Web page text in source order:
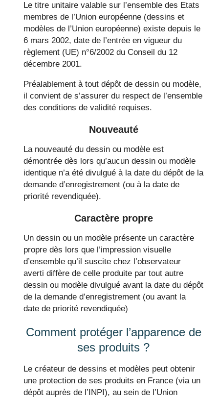
Le titre unitaire valable sur l’ensemble des Etats
membres de l’Union européenne (dessins et
modèles de l’Union européenne) existe depuis le
6 mars 2002, date de l’entrée en vigueur du
règlement (UE) n°6/2002 du Conseil du 12
décembre 2001.
Préalablement à tout dépôt de dessin ou modèle,
il convient de s’assurer du respect de l’ensemble
des conditions de validité requises.
Nouveauté
La nouveauté du dessin ou modèle est
démontrée dès lors qu’aucun dessin ou modèle
identique n’a été divulgué à la date du dépôt de la
demande d’enregistrement (ou à la date de
priorité revendiquée).
Caractère propre
Un dessin ou un modèle présente un caractère
propre dès lors que l’impression visuelle
d’ensemble qu’il suscite chez l’observateur
averti diffère de celle produite par tout autre
dessin ou modèle divulgué avant la date du dépôt
de la demande d’enregistrement (ou avant la
date de priorité revendiquée)
Comment protéger l’apparence de
ses produits ?
Le créateur de dessins et modèles peut obtenir
une protection de ses produits en France (via un
dépôt auprès de l’INPI), au sein de l’Union